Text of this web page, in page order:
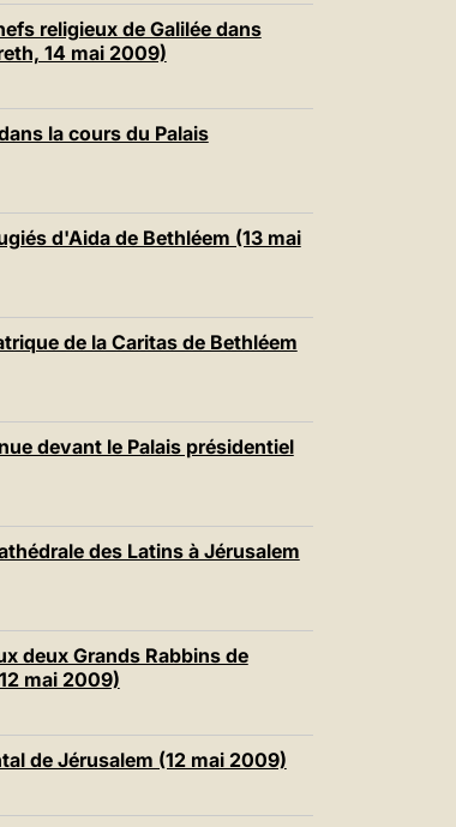
religieux de Galilée dans
14 mai 2009)
la cours du Palais
d'Aida de Bethléem (13 mai
de la Caritas de Bethléem
devant le Palais présidentiel
des Latins à Jérusalem
deux Grands Rabbins de
mai 2009)
de Jérusalem (12 mai 2009)